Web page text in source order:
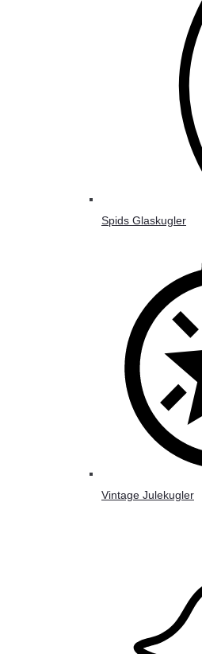
Spids Glaskugler
Vintage Julekugler